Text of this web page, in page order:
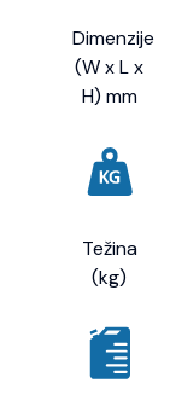
Dimenzije
(W x L x
H) mm
Težina
(kg)